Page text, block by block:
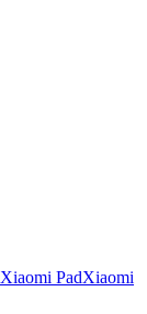
Xiaomi PadXiaomi